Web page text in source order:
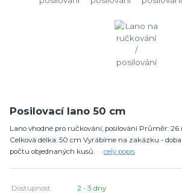
Posilovací lano 50 cm
Lano vhodné pro ručkování, posilování Průměr:
Celková délka: 50 cm Vyrábíme na zakázku - doba
počtu objednaných kusů. celý popis
Dostupnost 2 - 3 dny